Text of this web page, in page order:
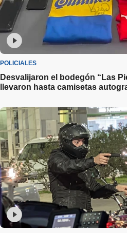
POLICIALES
Desvalijaron el bodegón “Las
llevaron hasta camisetas